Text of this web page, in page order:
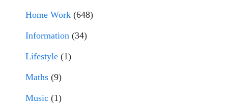
Home Work (648)
Information (34)
Lifestyle (1)
Maths (9)
Music (1)